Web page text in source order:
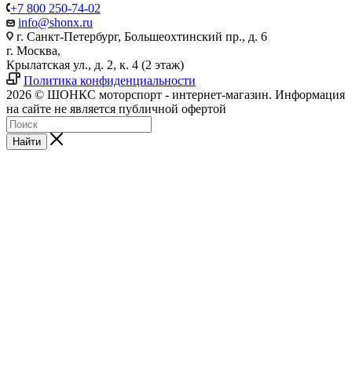
+7 800 250-74-02
info@shonx.ru
г. Санкт-Петербург, Большеохтинский пр., д. 6
г. Москва,
Крылатская ул., д. 2, к. 4 (2 этаж)
Политика конфиденциальности
2026 © ШОНКС моторспорт - интернет-магазин. Информация
на сайте не является публичной офертой
Найти